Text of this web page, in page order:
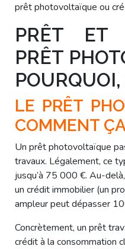
prêt photovoltaïque ou
PRÊT ET
PRÊT
LE PRÊT
COMMENT
Un prêt photovoltaïque
travaux. Légalement, ce
jusqu’à 75 000 €. Au-
un crédit immobilier (un
ampleur peut dépasser
Concrètement, un prêt
crédit à la consommation